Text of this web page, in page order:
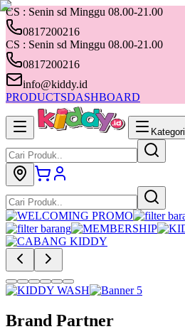
CS : Senin sd Minggu 08.00-21.00
0817200216
CS : Senin sd Minggu 08.00-21.00
0817200216
info@kiddy.id
PRODUCTSDASHBOARD
Kategori
Brand Partner